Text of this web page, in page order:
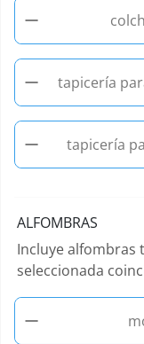
−
−
tapicería
−
tapicería
ALFOMBRAS
Incluye alfombras
seleccionada
−